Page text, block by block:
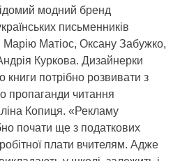
модний бренд
письменників
Марію Матіос, Оксану Забужко,
Куркова. Дизайнерки
потрібно розвивати з
пропаганди читання
Копиця. «Рекламу
почати ще з податкових
плати вчителям. Адже